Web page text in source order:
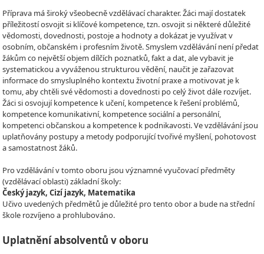
Příprava má široký všeobecně vzdělávací charakter. Žáci mají dostatek
příležitostí osvojit si klíčové kompetence, tzn. osvojit si některé důležité
vědomosti, dovednosti, postoje a hodnoty a dokázat je využívat v
osobním, občanském i profesním životě. Smyslem vzdělávání není předat
žákům co největší objem dílčích poznatků, fakt a dat, ale vybavit je
systematickou a vyváženou strukturou vědění, naučit je zařazovat
informace do smysluplného kontextu životní praxe a motivovat je k
tomu, aby chtěli své vědomosti a dovednosti po celý život dále rozvíjet.
Žáci si osvojují kompetence k učení, kompetence k řešení problémů,
kompetence komunikativní, kompetence sociální a personální,
kompetenci občanskou a kompetence k podnikavosti. Ve vzdělávání jsou
uplatňovány postupy a metody podporující tvořivé myšlení, pohotovost
a samostatnost žáků.
Pro vzdělávání v tomto oboru jsou významné vyučovací předměty
(vzdělávací oblasti) základní školy:
Český jazyk, Cizí jazyk, Matematika
Učivo uvedených předmětů je důležité pro tento obor a bude na střední
škole rozvíjeno a prohlubováno.
Uplatnění absolventů v oboru